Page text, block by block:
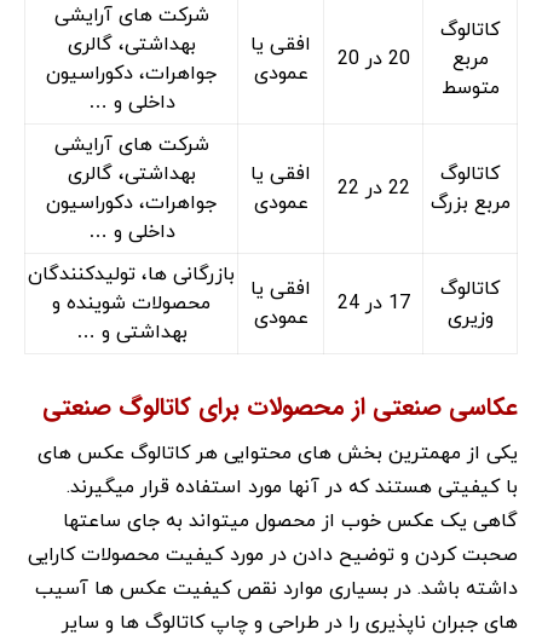
کاتالوگ
مربع
متوسط
20 در 20
افقی یا
عمودی
شرکت های آرایشی
بهداشتی، گالری
جواهرات، دکوراسیون
داخلی و …
کاتالوگ
مربع بزرگ
22 در 22
افقی یا
عمودی
شرکت های آرایشی
بهداشتی، گالری
جواهرات، دکوراسیون
داخلی و …
کاتالوگ
وزیری
17 در 24
افقی یا
عمودی
بازرگانی ها، تولیدکنندگان
محصولات شوینده و
بهداشتی و …
عکاسی صنعتی از محصولات برای کاتالوگ صنعتی
یکی از مهمترین بخش های محتوایی هر کاتالوگ عکس های
با کیفیتی هستند که در آنها مورد استفاده قرار میگیرند.
گاهی یک عکس خوب از محصول میتواند به جای ساعتها
صحبت کردن و توضیح دادن در مورد کیفیت محصولات کارایی
داشته باشد. در بسیاری موارد نقص کیفیت عکس ها آسیب
های جبران ناپذیری را در طراحی و چاپ کاتالوگ ها و سایر